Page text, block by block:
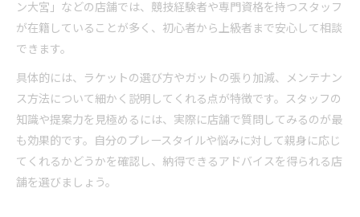
ン大宮」などの店舗では、競技経験者や専門資格を持つスタッフ
が在籍していることが多く、初心者から上級者まで安心して相談
できます。
具体的には、ラケットの選び方やガットの張り加減、メンテナン
ス方法について細かく説明してくれる点が特徴です。スタッフの
知識や提案力を見極めるには、実際に店舗で質問してみるのが最
も効果的です。自分のプレースタイルや悩みに対して親身に応じ
てくれるかどうかを確認し、納得できるアドバイスを得られる店
舗を選びましょう。